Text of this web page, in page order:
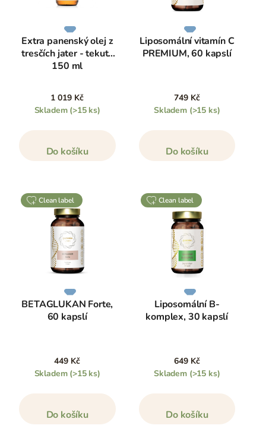
Extra panenský olej z
tresčích jater - tekutý
150 ml
1 019 Kč
Skladem (>15 ks)
Do košíku
Liposomální vitamín C
PREMIUM, 60 kapslí
749 Kč
Skladem (>15 ks)
Do košíku
clean label
BETAGLUKAN Forte,
60 kapslí
449 Kč
Skladem (>15 ks)
Do košíku
clean label
Liposomální B-
komplex, 30 kapslí
649 Kč
Skladem (>15 ks)
Do košíku